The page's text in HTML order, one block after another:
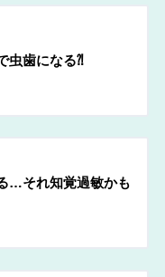
虫歯になる⁈
…それ知覚過敏かも